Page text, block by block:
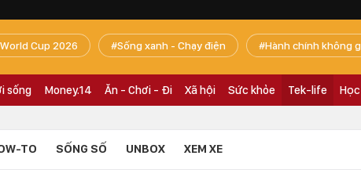
World Cup 2026 Sống xanh - Chạy điện Hành chính không
sống Money.14 Ăn - Chơi - Đi Xã hội Sức khỏe Tek-life
TO SỐNG SỐ UNBOX XEM XE